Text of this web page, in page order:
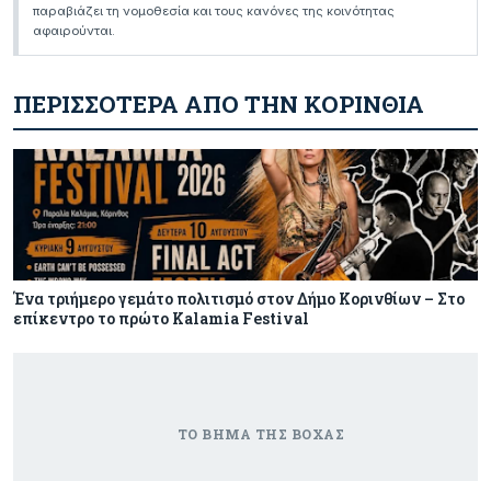
παραβιάζει τη νομοθεσία και τους κανόνες της κοινότητας
αφαιρούνται.
ΠΕΡΙΣΣΟΤΕΡΑ ΑΠΟ ΤΗΝ ΚΟΡΙΝΘΙΑ
Ένα τριήμερο γεμάτο πολιτισμό στον Δήμο Κορινθίων – Στο
επίκεντρο το πρώτο Kalamia Festival